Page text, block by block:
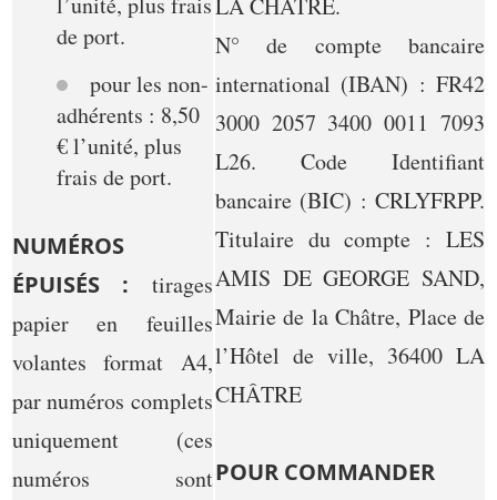
de port.
pour les non-
adhérents : 8,50
€ l’unité, plus
frais de port.
NUMÉROS
ÉPUISÉS : tirages
papier en feuilles
volantes format A4,
par numéros complets
uniquement (ces
numéros sont
LA CHATRE.
N° de compte bancaire
international (IBAN) : FR42
3000 2057 3400 0011 7093
L26. Code Identifiant
bancaire (BIC) : CRLYFRPP.
Titulaire du compte : LES
AMIS DE GEORGE SAND,
Mairie de la Châtre, Place de
l’Hôtel de ville, 36400 LA
CHÂTRE
POUR COMMANDER